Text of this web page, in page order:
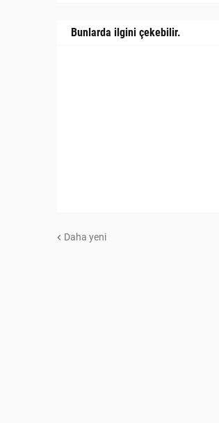
Bunlarda ilgini çekebilir.
Daha yeni